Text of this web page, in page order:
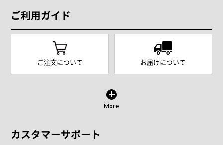
ご利用ガイド
ご注文について お届けについて
More
カスタマーサポート